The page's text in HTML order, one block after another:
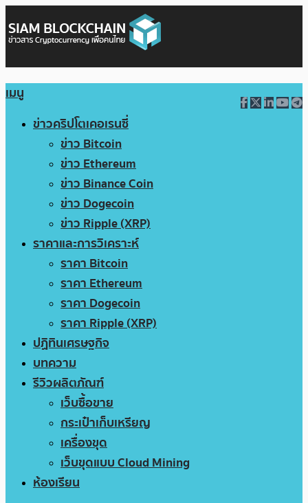
เมนู
ข่าวคริปโตเคอเรนซี่
ข่าว Bitcoin
ข่าว Ethereum
ข่าว Binance Coin
ข่าว Dogecoin
ข่าว Ripple (XRP)
ราคาและการวิเคราะห์
ราคา Bitcoin
ราคา Ethereum
ราคา Dogecoin
ราคา Ripple (XRP)
ปฏิทินเศรษฐกิจ
บทความ
รีวิวผลิตภัณฑ์
เว็บซื้อขาย
กระเป๋าเก็บเหรียญ
เครื่องขุด
เว็บขุดแบบ Cloud Mining
ห้องเรียน